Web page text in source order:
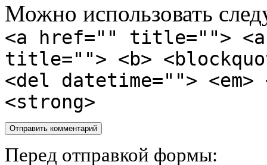
Можно использовать
<a href="" title="">
title=""> <b>
<del datetime="">
<strong>
Перед отправкой формы: